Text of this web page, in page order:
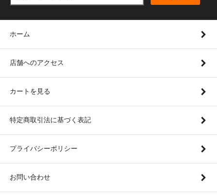
ホーム
店舗へのアクセス
カートを見る
特定商取引法に基づく表記
プライバシーポリシー
お問い合わせ